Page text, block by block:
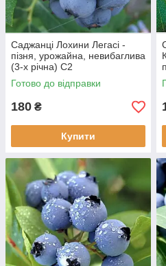
Саджанці Лохини Легасі -
пізня, урожайна, невибаглива
(3-х річна) С2
Готово до відправки
180 ₴
Купити